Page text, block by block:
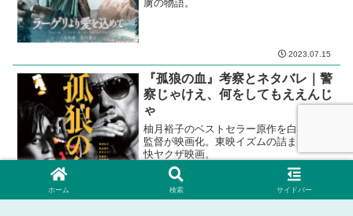
虜の物語。
2023.07.15
『孤狼の血』考察とネタバレ｜警
察じゃけえ、何をしてもええんじ
ゃ
柚月裕子のベストセラー原作を白石和彌
監督が映画化。東映イズムの詰まった痛
快ヤクザ映画。
ホーム 検索 サイドバー